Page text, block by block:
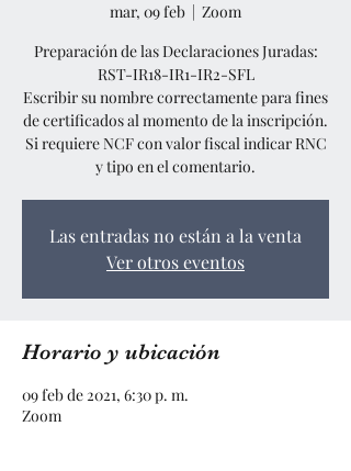
mar, 09 feb
  |
Zoom
Preparación de las Declaraciones Juradas:
RST-IR18-IR1-IR2-SFL
Escribir su nombre correctamente para fines
de certificados al momento de la inscripción.
Si requiere NCF con valor fiscal indicar RNC
y tipo en el comentario.
Las entradas no están a la venta
Ver otros eventos
Horario y ubicación
09 feb de 2021, 6:30 p. m.
Zoom